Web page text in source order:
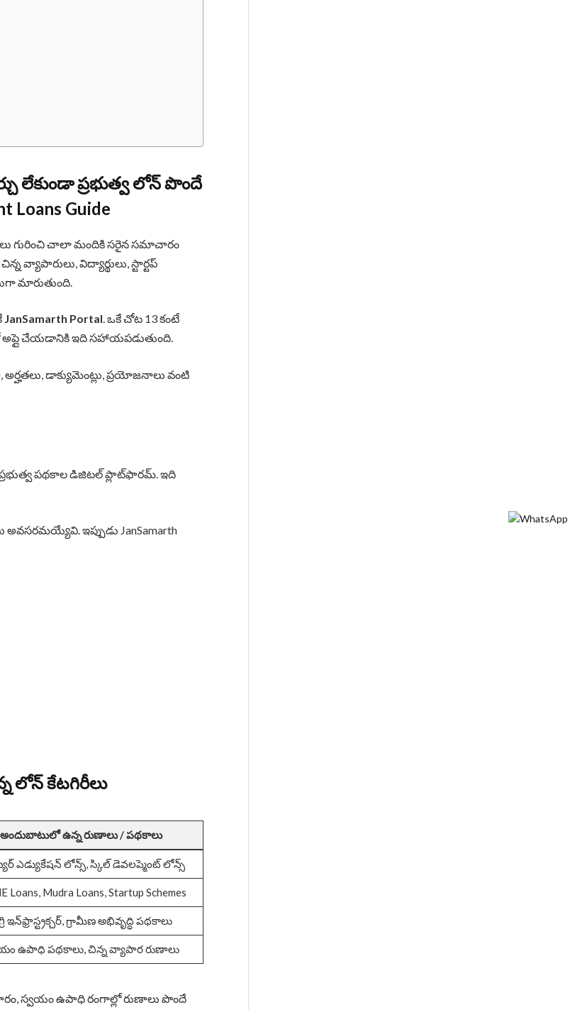
లేకుండా ప్రభుత్వ లోన్ పొందే
Loans Guide
గురించి చాలా మందికి సరైన సమాచారం
విద్యార్థులు, స్టార్టప్
మారుతుంది.
JanSamarth Portal. ఒకే చోట 13 కంటే
అప్లై చేయడానికి ఇది సహాయపడుతుంది.
డాక్యుమెంట్లు, ప్రయోజనాలు వంటి
ప్రభుత్వ పథకాల డిజిటల్ ప్లాట్‌ఫారమ్. ఇది
ఇప్పుడు JanSamarth
లోన్ కేటగిరీలు
అందుబాటులో ఉన్న రుణాలు / పథకాలు
ఎడ్యుకేషన్ లోన్స్, స్కిల్ డెవలప్మెంట్ లోన్స్
Loans, Mudra Loans, Startup Schemes
ఇన్‌ఫ్రాస్ట్రక్చర్, గ్రామీణ అభివృద్ధి పథకాలు
ఉపాధి పథకాలు, చిన్న వ్యాపార రుణాలు
స్వయం ఉపాధి రంగాల్లో రుణాలు పొందే